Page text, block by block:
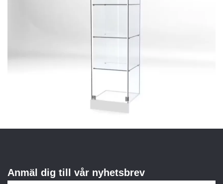
Anmäl dig till vår nyhetsbrev